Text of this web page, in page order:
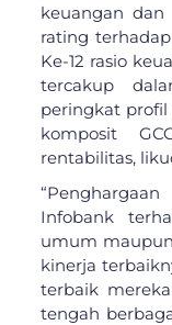
keuangan
rating
Ke-12 rasio
tercakup
peringkat
komposit
rentabilitas,
Infobank
umum
kinerja
terbaik
tengah